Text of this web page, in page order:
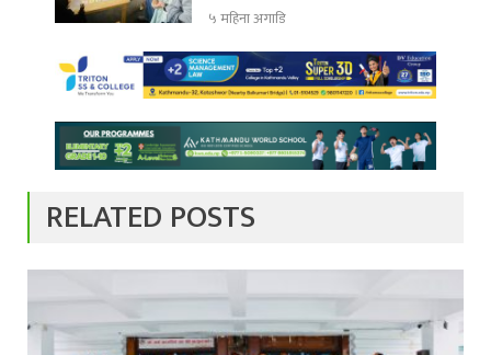
५ महिना अगाडि
RELATED POSTS